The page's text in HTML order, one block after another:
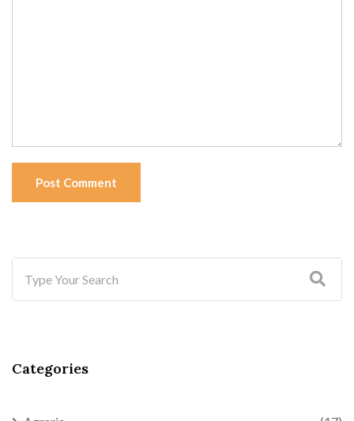
Post Comment
Categories